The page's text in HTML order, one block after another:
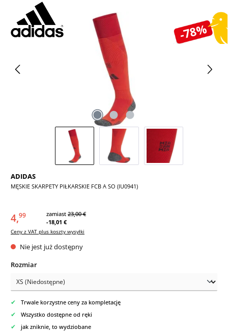
-78%
Pomiń galerię zdjęć
ADIDAS
MĘSKIE SKARPETY PIŁKARSKIE FCB A SO (IU0941)
4,99 zamiast 23,00 €
-18,01 €
Ceny z VAT plus koszty wysyłki
Nie jest już dostępny
Wybierz
Rozmiar
✔ Trwale korzystne ceny za kompletację
✔ Wszystko dostępne od ręki
✔ jak zniknie, to wydziobane